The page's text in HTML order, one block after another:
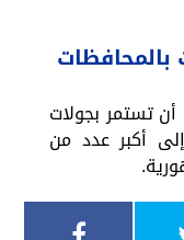
بالمحافظات
تستمر بجولات
أكبر عدد من